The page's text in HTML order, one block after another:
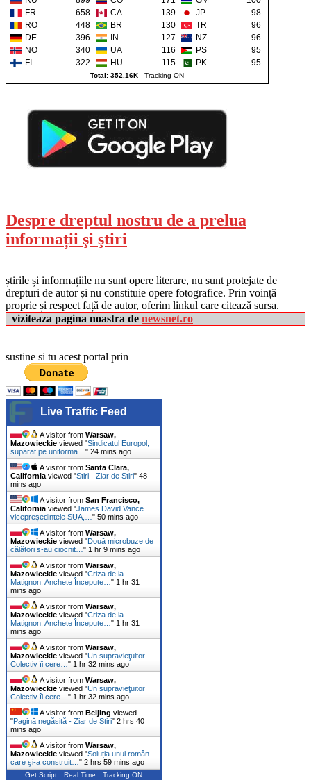
FR
658 CA 139 JP
98
RO
448 BR 130 TR
96
DE
396 IN 127 NZ
96
NO
340 UA 116 PS
95
FI
322 HU 115 PK 95
Total: 352.16K - Tracking ON
Despre dreptul nostru de a prelua
informații şi ştiri
știrile și informațiile nu sunt opere literare, nu sunt protejate de
drepturi de autor și nu constituie opere fotografice. Prin voință
proprie și respect față de autor, oferim linkul care citează sursa.
viziteaza pagina noastra de newsnet.ro
sustine si tu acest portal prin
Live Traffic Feed
A visitor from Warsaw,
Mazowieckie viewed "Sindicatul Europol,
supărat pe uniforma…" 24 mins ago
A visitor from Santa Clara,
Californiaviewed "Stiri - Ziar de Stiri" 48
mins ago
A visitor from San Francisco,
Californiaviewed "James David Vance
vicepreședintele SUA,…" 50 mins ago
A visitor from Warsaw,
Mazowieckie viewed "Două microbuze de
călători s-au ciocnit…" 1 hr 9 mins ago
A visitor from Warsaw,
Mazowieckie viewed "Criza de la
Matignon: Anchete Începute…" 1 hr 31
mins ago
A visitor from Warsaw,
Mazowieckie viewed "Criza de la
Matignon: Anchete Începute…" 1 hr 31
mins ago
A visitor from Warsaw,
Mazowieckie viewed "Un supravieţuitor
Colectiv îi cere…" 1 hr 32 mins ago
A visitor from Warsaw,
Mazowieckie viewed "Un supravieţuitor
Colectiv îi cere…" 1 hr 32 mins ago
A visitor from Beijing viewed
"Pagină negăsită - Ziar de Stiri" 2 hrs 40
mins ago
A visitor from Warsaw,
Mazowieckie viewed "Soluția unui român
care şi-a construit…" 2 hrs 59 mins ago
Get Script Real Time Tracking ON